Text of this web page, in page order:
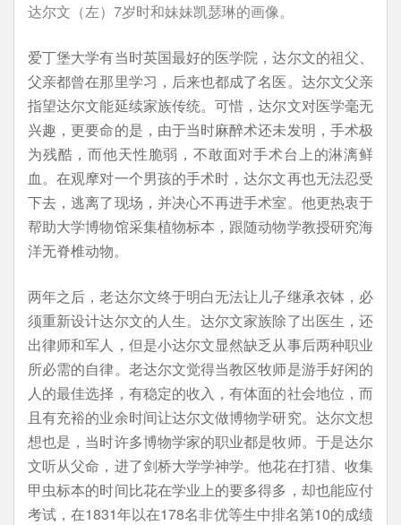
达尔文（左）7岁时和妹妹凯瑟琳的画像。
爱丁堡大学有当时英国最好的医学院，达尔文的祖父、
父亲都曾在那里学习，后来也都成了名医。达尔文父亲
指望达尔文能延续家族传统。可惜，达尔文对医学毫无
兴趣，更要命的是，由于当时麻醉术还未发明，手术极
为残酷，而他天性脆弱，不敢面对手术台上的淋漓鲜
血。在观摩对一个男孩的手术时，达尔文再也无法忍受
下去，逃离了现场，并决心不再进手术室。他更热衷于
帮助大学博物馆采集植物标本，跟随动物学教授研究海
洋无脊椎动物。
两年之后，老达尔文终于明白无法让儿子继承衣钵，必
须重新设计达尔文的人生。达尔文家族除了出医生，还
出律师和军人，但是小达尔文显然缺乏从事后两种职业
所必需的自律。老达尔文觉得当教区牧师是游手好闲的
人的最佳选择，有稳定的收入，有体面的社会地位，而
且有充裕的业余时间让达尔文做博物学研究。达尔文想
想也是，当时许多博物学家的职业都是牧师。于是达尔
文听从父命，进了剑桥大学学神学。他花在打猎、收集
甲虫标本的时间比花在学业上的要多得多，却也能应付
考试，在1831年以在178名非优等生中排名第10的成绩